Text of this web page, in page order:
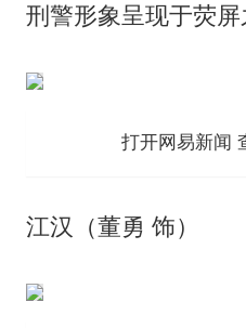
刑警形象呈现于荧屏
打开网易新闻
江汉（董勇 饰）